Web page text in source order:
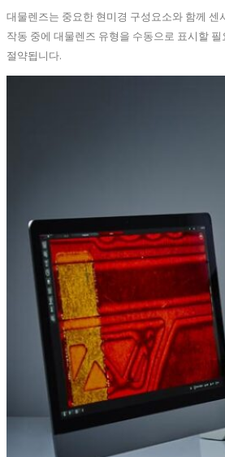
대물렌즈는 중요한 현미경 구성요소와 함께 센
작동 중에 대물렌즈 유형을 수동으로 표시할
절약됩니다.